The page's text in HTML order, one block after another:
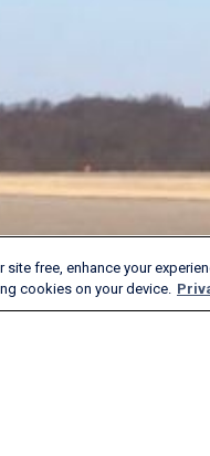
free, enhance your
cookies on your device.